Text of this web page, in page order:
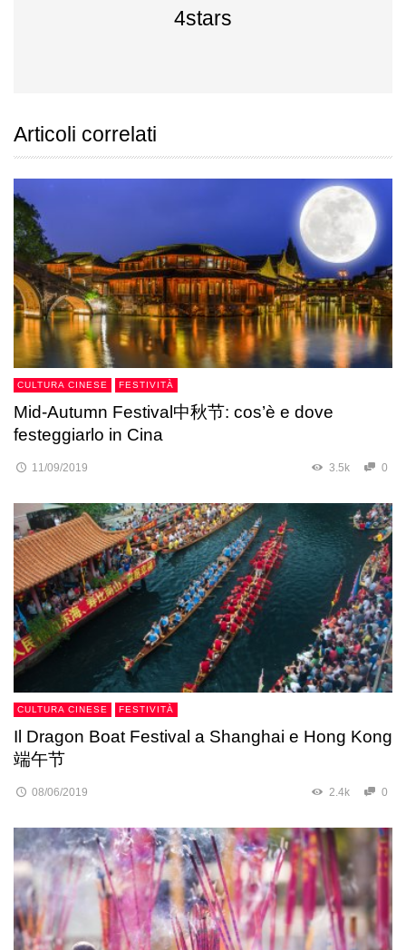
4stars
Articoli correlati
CULTURA CINESE FESTIVITÀ
Mid-Autumn Festival中秋节: cos’è e dove
festeggiarlo in Cina
11/09/2019 3.5k 0
CULTURA CINESE FESTIVITÀ
Il Dragon Boat Festival a Shanghai e Hong Kong
端午节
08/06/2019 2.4k 0